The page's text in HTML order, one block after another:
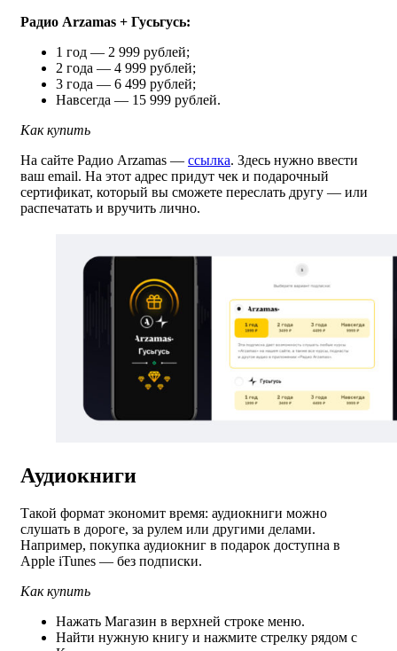
Радио Arzamas + Гусьгусь:
1 год — 2 999 рублей;
2 года — 4 999 рублей;
3 года — 6 499 рублей;
Навсегда — 15 999 рублей.
Как купить
На сайте Радио Arzamas — ссылка. Здесь нужно ввести
ваш email. На этот адрес придут чек и подарочный
сертификат, который вы сможете переслать другу — или
распечатать и вручить лично.
Аудиокниги
Такой формат экономит время: аудиокниги можно
слушать в дороге, за рулем или другими делами.
Например, покупка аудиокниг в подарок доступна в
Apple iTunes — без подписки.
Как купить
Нажать Магазин в верхней строке меню.
Найти нужную книгу и нажмите стрелку рядом с